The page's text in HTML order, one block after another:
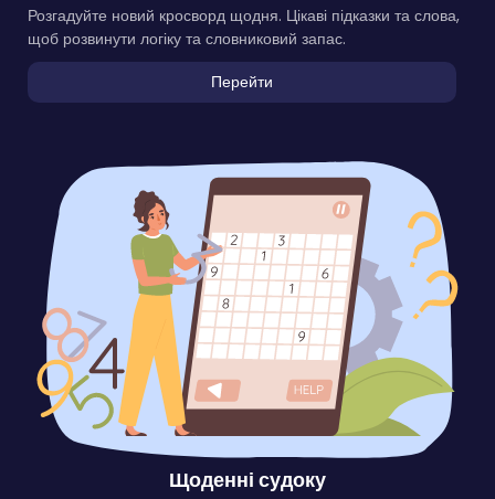
Розгадуйте новий кросворд щодня. Цікаві підказки та слова,
щоб розвинути логіку та словниковий запас.
Перейти
Щоденні судоку